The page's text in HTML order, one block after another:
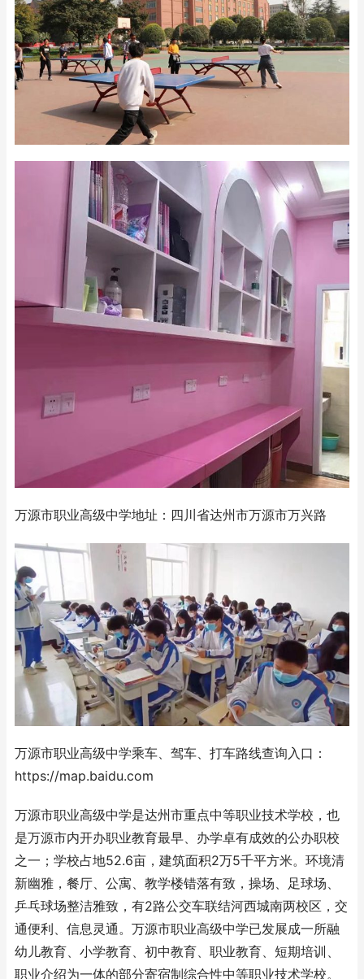
万源市职业高级中学地址：四川省达州市万源市万兴路
万源市职业高级中学乘车、驾车、打车路线查询入口：
https://map.baidu.com
万源市职业高级中学是达州市重点中等职业技术学校，也
是万源市内开办职业教育最早、办学卓有成效的公办职校
之一；学校占地52.6亩，建筑面积2万5千平方米。环境清
新幽雅，餐厅、公寓、教学楼错落有致，操场、足球场、
乒乓球场整洁雅致，有2路公交车联结河西城南两校区，交
通便利、信息灵通。万源市职业高级中学已发展成一所融
幼儿教育、小学教育、初中教育、职业教育、短期培训、
职业介绍为一体的部分寄宿制综合性中等职业技术学校。